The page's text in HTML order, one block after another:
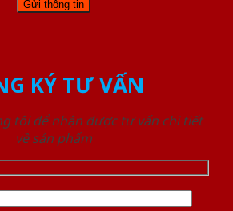
KÝ TƯ VẤN
tôi để nhận được tư vấn chi tiết
về sản phẩm